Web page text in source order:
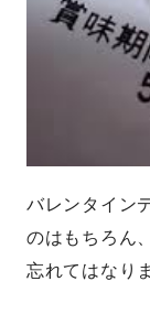
バレンタイン
のはもちろん
忘れてはなり